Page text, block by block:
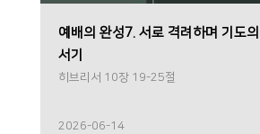
예배의 완성7. 서로 격려하며 기도의
서기
히브리서 10장 19-25절
2026-06-14